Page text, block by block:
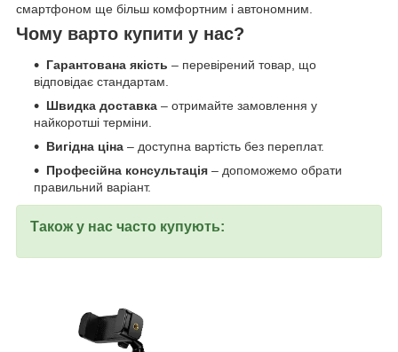
смартфоном ще більш комфортним і автономним.
Чому варто купити у нас?
Гарантована якість – перевірений товар, що
відповідає стандартам.
Швидка доставка – отримайте замовлення у
найкоротші терміни.
Вигідна ціна – доступна вартість без переплат.
Професійна консультація – допоможемо обрати
правильний варіант.
Також у нас часто купують: